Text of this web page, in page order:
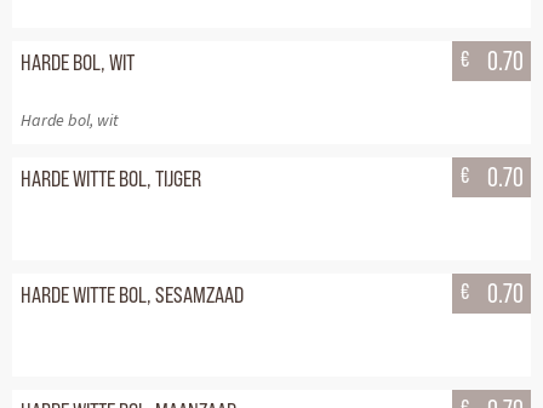
HARDE BOL, WIT
Harde bol, wit
€ 0.70
HARDE WITTE BOL, TIJGER € 0.70
HARDE WITTE BOL, SESAMZAAD € 0.70